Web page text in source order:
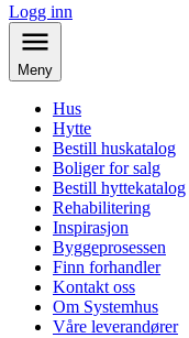
Logg inn
Meny
Hus
Hytte
Bestill huskatalog
Boliger for salg
Bestill hyttekatalog
Rehabilitering
Inspirasjon
Byggeprosessen
Finn forhandler
Kontakt oss
Om Systemhus
Våre leverandører